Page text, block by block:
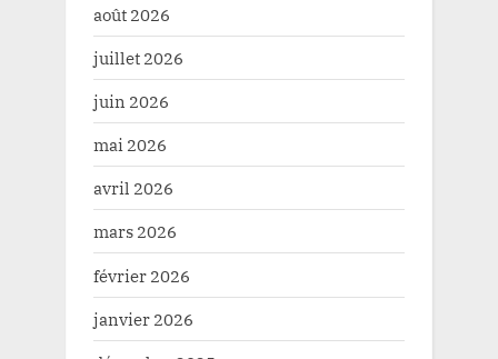
août 2026
juillet 2026
juin 2026
mai 2026
avril 2026
mars 2026
février 2026
janvier 2026